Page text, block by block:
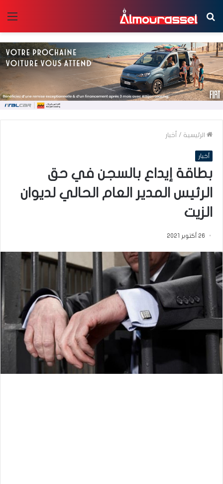
بحث
عن
الرئيسية / أخبار
أخبار
بطاقة إيداع بالسجن في حق
الرئيس المدير العام الحالي لديوان
الزيت
26 أكتوبر 2021